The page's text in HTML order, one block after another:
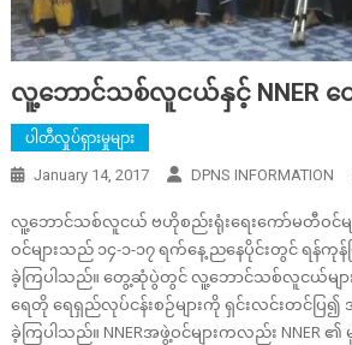
လူ့ဘောင်သစ်လူငယ်နှင့် NNER တွ
ပါတီလှုပ်ရှားမှုများ
January 14, 2017 DPNS INFORMATION
လူ့ဘောင်သစ်လူငယ် ဗဟိုစည်းရုံးရေးကော်မတီဝင်မျာ
ဝင်များသည် ၁၄-၁-၁၇ ရက်နေ့ ညနေပိုင်းတွင် ရန်ကုန်
ခဲ့ကြပါသည်။ တွေ့ဆုံပွဲတွင် လူ့ဘောင်သစ်လူငယ်များ
ရေတို ရေရှည်လုပ်ငန်းစဉ်များကို ရှင်းလင်းတင်ပြ၍
ခဲ့ကြပါသည်။ NNERအဖွဲ့ဝင်များကလည်း NNER ၏